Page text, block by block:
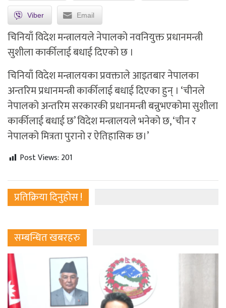
Viber Email
चिनियाँ विदेश मन्त्रालयले नेपालको नवनियुक्त प्रधानमन्त्री
सुशीला कार्कीलाई बधाई दिएको छ ।
चिनियाँ विदेश मन्त्रालयका प्रवक्ताले आइतबार नेपालका
अन्तरिम प्रधानमन्त्री कार्कीलाई बधाई दिएका हुन् । ‘चीनले
नेपालको अन्तरिम सरकारकी प्रधानमन्त्री बन्नुभएकोमा सुशीला
कार्कीलाई बधाई छ’ विदेश मन्त्रालयले भनेको छ, ‘चीन र
नेपालको मित्रता पुरानो र ऐतिहासिक छ।’
Post Views: 201
प्रतिक्रिया दिनुहोस !
सम्बन्धित खबरहरु